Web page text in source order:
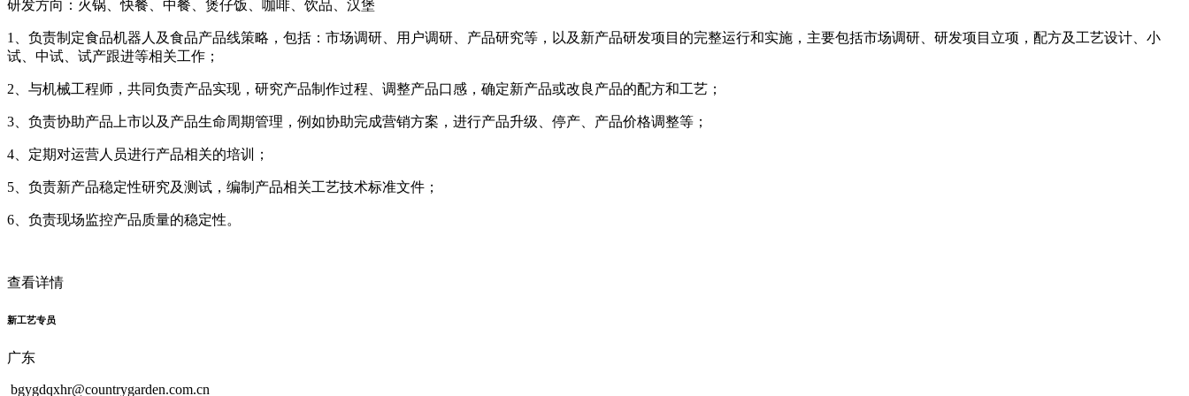
研发方向：火锅、快餐、中餐、煲仔饭、咖啡、饮品、汉堡
1、负责制定食品机器人及食品产品线策略，包括：市场调研、用户调研、产品研究等，以及新产品研发项目的完整运行和实施，主要包括市场调研、研发项目立项，配方及工艺设计、小
试、中试、试产跟进等相关工作；
2、与机械工程师，共同负责产品实现，研究产品制作过程、调整产品口感，确定新产品或改良产品的配方和工艺；
3、负责协助产品上市以及产品生命周期管理，例如协助完成营销方案，进行产品升级、停产、产品价格调整等；
4、定期对运营人员进行产品相关的培训；
5、负责新产品稳定性研究及测试，编制产品相关工艺技术标准文件；
6、负责现场监控产品质量的稳定性。
查看详情
新工艺专员
广东
bgygdqxhr@countrygarden.com.cn